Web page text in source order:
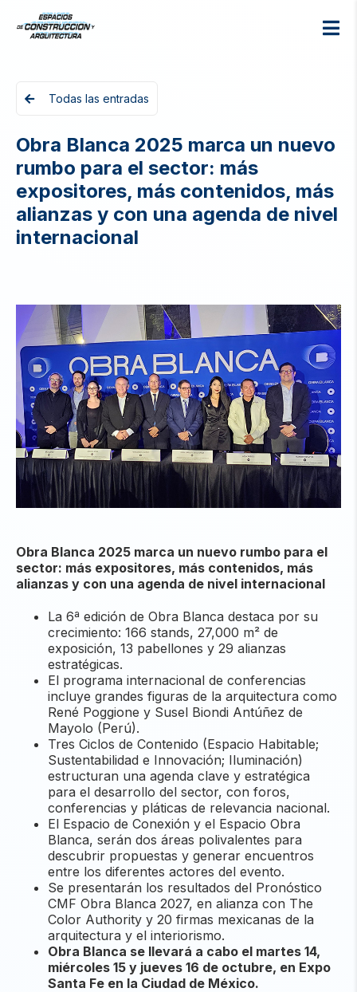
Todas las entradas
Obra Blanca 2025 marca un nuevo
rumbo para el sector: más
expositores, más contenidos, más
alianzas y con una agenda de nivel
internacional
Obra Blanca 2025 marca un nuevo rumbo para el
sector: más expositores, más contenidos, más
alianzas y con una agenda de nivel internacional
La 6ª edición de Obra Blanca destaca por su
crecimiento: 166 stands, 27,000 m² de
exposición, 13 pabellones y 29 alianzas
estratégicas.
El programa internacional de conferencias
incluye grandes figuras de la arquitectura como
René Poggione y Susel Biondi Antúñez de
Mayolo (Perú).
Tres Ciclos de Contenido (Espacio Habitable;
Sustentabilidad e Innovación; Iluminación)
estructuran una agenda clave y estratégica
para el desarrollo del sector, con foros,
conferencias y pláticas de relevancia nacional.
El Espacio de Conexión y el Espacio Obra
Blanca, serán dos áreas polivalentes para
descubrir propuestas y generar encuentros
entre los diferentes actores del evento.
Se presentarán los resultados del Pronóstico
CMF Obra Blanca 2027, en alianza con The
Color Authority y 20 firmas mexicanas de la
arquitectura y el interiorismo.
Obra Blanca se llevará a cabo el martes 14,
miércoles 15 y jueves 16 de octubre, en Expo
Santa Fe en la Ciudad de México.